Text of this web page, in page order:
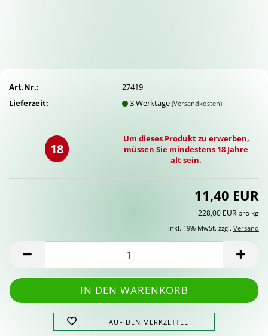
Art.Nr.:
27419
Lieferzeit:
3 Werktage(Versandkosten)
18
Um dieses Produkt zu erwerben,
müssen Sie mindestens 18 Jahre
alt sein.
11,40 EUR
228,00 EUR pro kg
inkl. 19% MwSt. zzgl. Versand
AUF DEN MERKZETTEL